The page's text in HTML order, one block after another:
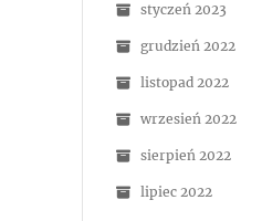
styczeń 2023
grudzień 2022
listopad 2022
wrzesień 2022
sierpień 2022
lipiec 2022